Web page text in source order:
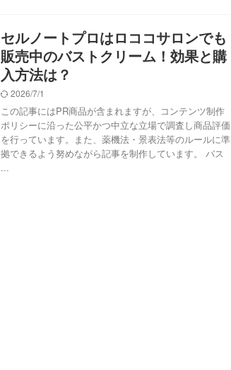
セルノートプロはロココサロンでも
販売中のバストクリーム！効果と購
入方法は？
2026/7/1
この記事にはPR商品が含まれますが、コンテンツ制作
ポリシーに沿った公平かつ中立な立場で調査し商品評価
を行っています。また、薬機法・景表法等のルールに準
拠できるよう努めながら記事を制作しています。 バス
...